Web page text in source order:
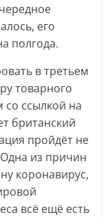
его
полгода.
в третьем
товарного
со ссылкой на
британский
пройдёт не
из причин
коронавирус,
всё ещё есть